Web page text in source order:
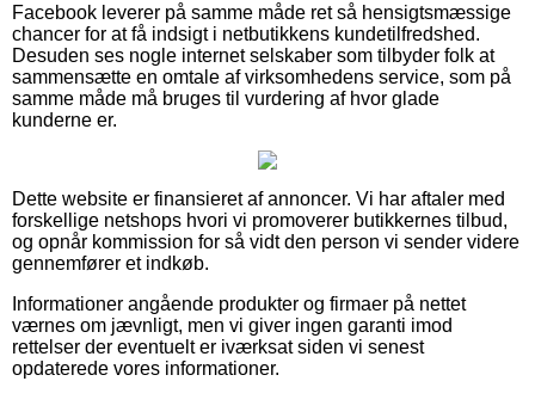
Facebook leverer på samme måde ret så hensigtsmæssige
chancer for at få indsigt i netbutikkens kundetilfredshed.
Desuden ses nogle internet selskaber som tilbyder folk at
sammensætte en omtale af virksomhedens service, som på
samme måde må bruges til vurdering af hvor glade
kunderne er.
Dette website er finansieret af annoncer. Vi har aftaler med
forskellige netshops hvori vi promoverer butikkernes tilbud,
og opnår kommission for så vidt den person vi sender videre
gennemfører et indkøb.
Informationer angående produkter og firmaer på nettet
værnes om jævnligt, men vi giver ingen garanti imod
rettelser der eventuelt er iværksat siden vi senest
opdaterede vores informationer.